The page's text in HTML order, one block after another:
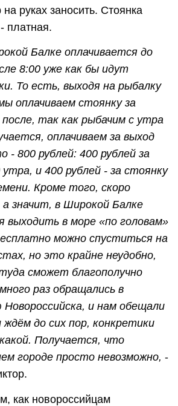
руках заносить. Стоянка
платная.
Балке оплачивается до
8:00 уже как бы идут
То есть, выходя на рыбалку
оплачиваем стоянку за
так как рыбачим с утра
оплачиваем за выход
- 800 рублей: 400 рублей за
и 400 рублей - за стоянку
Кроме того, скоро
значит, в Широкой Балке
выходить в море «по головам»
можно спуститься на
но это крайне неудобно,
сможет благополучно
раз обращались в
и нам обещали
до сих пор, конкретики
Получается, что
городе просто невозможно, -
как новороссийцам